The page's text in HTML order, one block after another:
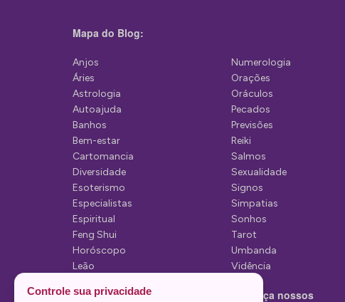
Mapa do Blog:
Anjos
Áries
Astrologia
Autoajuda
Banhos
Bem-estar
Cartomancia
Diversidade
Esoterismo
Especialistas
Espiritual
Feng Shui
Horóscopo
Leão
Mediunidade
Numerologia
Orações
Oráculos
Pecados
Previsões
Reiki
Salmos
Sexualidade
Signos
Simpatias
Sonhos
Tarot
Umbanda
Vidência
Conheça nossos
Controle sua privacidade